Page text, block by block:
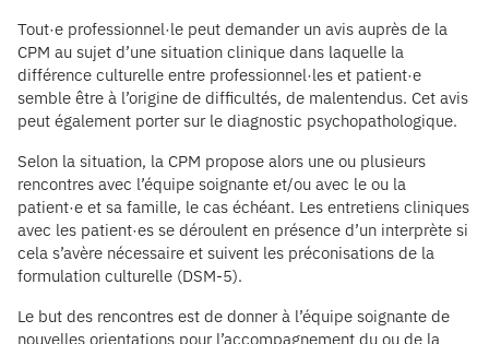
Tout·e professionnel·le peut demander un avis auprès de la
CPM au sujet d’une situation clinique dans laquelle la
différence culturelle entre professionnel·les et patient·e
semble être à l’origine de difficultés, de malentendus. Cet avis
peut également porter sur le diagnostic psychopathologique.
Selon la situation, la CPM propose alors une ou plusieurs
rencontres avec l’équipe soignante et/ou avec le ou la
patient·e et sa famille, le cas échéant. Les entretiens cliniques
avec les patient·es se déroulent en présence d’un interprète si
cela s’avère nécessaire et suivent les préconisations de la
formulation culturelle (DSM-5).
Le but des rencontres est de donner à l’équipe soignante de
nouvelles orientations pour l’accompagnement du ou de la